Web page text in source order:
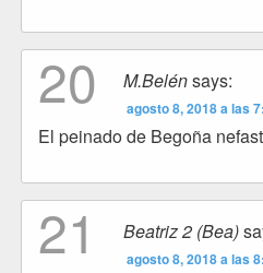
20 M.Belénsays:
agosto 8, 2018 a las
El peinado de Begoña
21 Beatriz 2 (Bea)
agosto 8, 2018 a las